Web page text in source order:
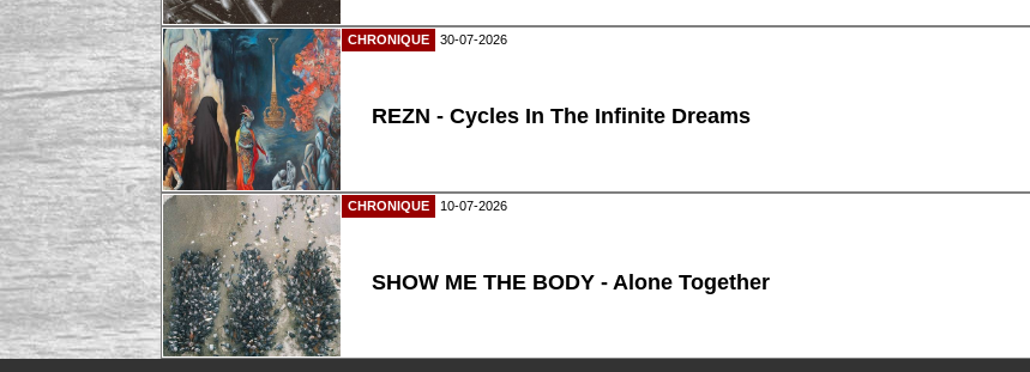
CHRONIQUE 30-07-2026
REZN - Cycles In The Infinite Dreams
CHRONIQUE 10-07-2026
SHOW ME THE BODY - Alone Together